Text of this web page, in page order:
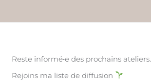
Reste informé·e des prochains ateliers.
Rejoins ma liste de diffusion